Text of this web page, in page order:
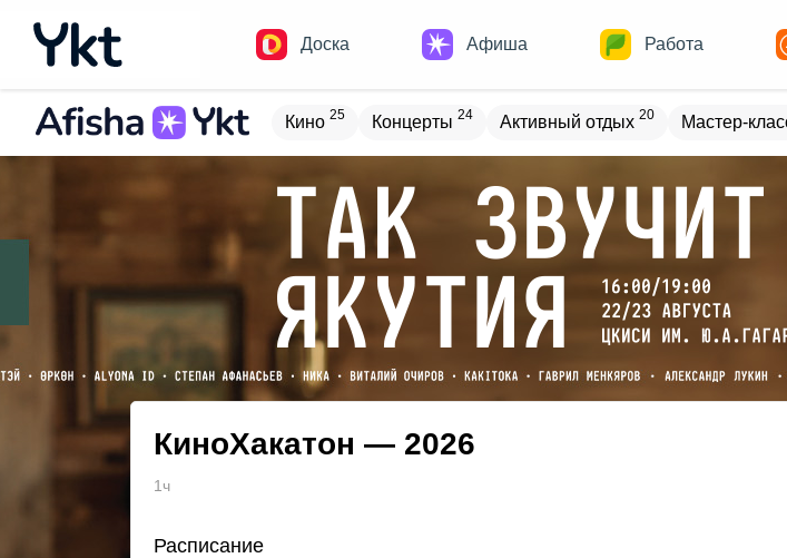
Доска Афиша Работа
Домики Новостройки Места
Кино 25 Концерты 24 Активный отдых 20 Мастер-
Встречи Детям Вечеринки Спорт
Туризм 18 Обучение 4 Квесты 8 Зарубежное
КиноХакатон — 2026
1ч
Расписание